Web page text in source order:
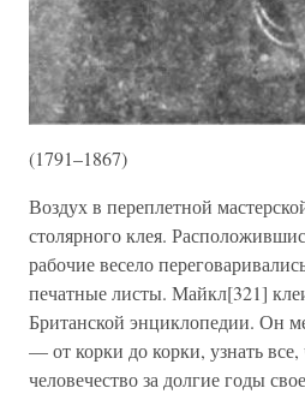
(1791–1867)
Воздух в переплетной
столярного клея.
рабочие весело
печатные листы. Майкл[321]
Британской энциклопедии. Он
— от корки до корки, узнать
человечество за долгие годы